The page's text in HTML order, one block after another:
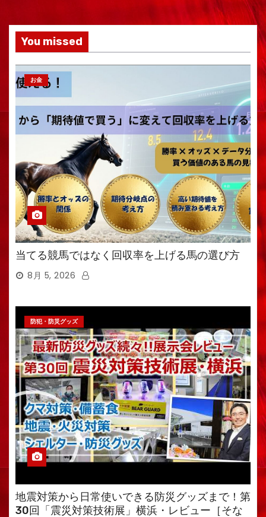
You missed
お金
当てる競馬ではなく回収率を上げる馬の選び方
8月 5, 2026
防犯・防災グッズ
地震対策から日常使いできる防災グッズまで！第
30回「震災対策技術展」横浜・レビュー［そな